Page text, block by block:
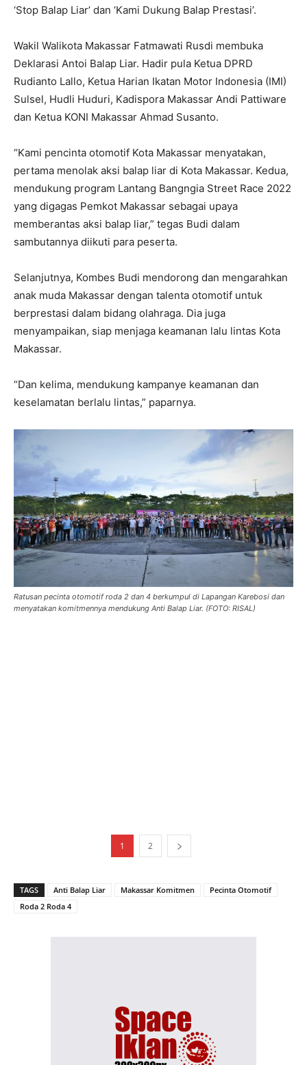
‘Stop Balap Liar’ dan ‘Kami Dukung Balap Prestasi’.
Wakil Walikota Makassar Fatmawati Rusdi membuka
Deklarasi Antoi Balap Liar. Hadir pula Ketua DPRD
Rudianto Lallo, Ketua Harian Ikatan Motor Indonesia (IMI)
Sulsel, Hudli Huduri, Kadispora Makassar Andi Pattiware
dan Ketua KONI Makassar Ahmad Susanto.
“Kami pencinta otomotif Kota Makassar menyatakan,
pertama menolak aksi balap liar di Kota Makassar. Kedua,
mendukung program Lantang Bangngia Street Race 2022
yang digagas Pemkot Makassar sebagai upaya
memberantas aksi balap liar,” tegas Budi dalam
sambutannya diikuti para peserta.
Selanjutnya, Kombes Budi mendorong dan mengarahkan
anak muda Makassar dengan talenta otomotif untuk
berprestasi dalam bidang olahraga. Dia juga
menyampaikan, siap menjaga keamanan lalu lintas Kota
Makassar.
“Dan kelima, mendukung kampanye keamanan dan
keselamatan berlalu lintas,” paparnya.
Ratusan pecinta otomotif roda 2 dan 4 berkumpul di Lapangan Karebosi dan
menyatakan komitmennya mendukung Anti Balap Liar. (FOTO: RISAL)
1 2
TAGS Anti Balap Liar Makassar Komitmen
Pecinta Otomotif
Roda 2 Roda 4